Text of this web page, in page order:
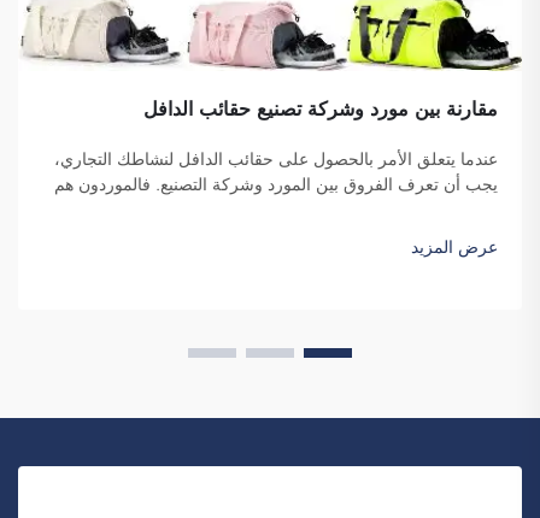
مقارنة بين مورد وشركة تصنيع حقائب الدافل
عندما يتعلق الأمر بالحصول على حقائب الدافل لنشاطك التجاري،
يجب أن تعرف الفروق بين المورد وشركة التصنيع. فالموردون هم
فوزهو ساي بولانغ للتجارة خيارًا جيدًا للشركات التي ترغب في...
عرض المزيد